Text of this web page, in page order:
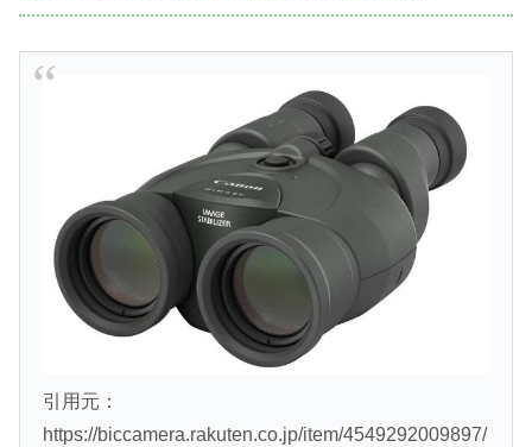
引用元：
https://biccamera.rakuten.co.jp/item/4549292009897/